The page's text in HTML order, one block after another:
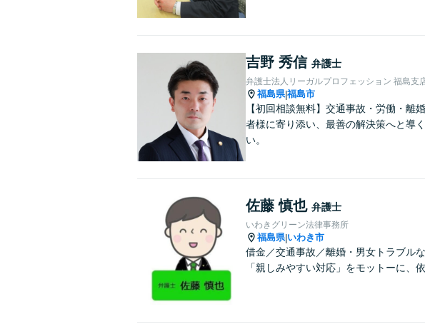
吉野 秀信 弁護士
弁護士法人リーガルプロフェッション 福島支
福島県|福島市
【初回相談無料】交通事故・労働・離
者様に寄り添い、最善の解決策へと導
い。
佐藤 慎也 弁護士
いわきグリーン法律事務所
福島県|いわき市
借金／交通事故／離婚・男女トラブル
「親しみやすい対応」をモットーに、